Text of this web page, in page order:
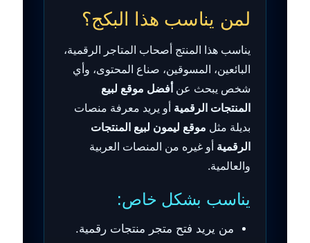
لمن يناسب هذا البكج؟
يناسب هذا المنتج أصحاب المتاجر الرقمية،
البائعين، المسوقين، صناع المحتوى، وأي
شخص يبحث عن أفضل موقع لبيع
المنتجات الرقمية أو يريد معرفة منصات
بديلة مثل موقع ليمون لبيع المنتجات
الرقمية أو غيره من المنصات العربية
والعالمية.
يناسب بشكل خاص:
من يريد فتح متجر منتجات رقمية.